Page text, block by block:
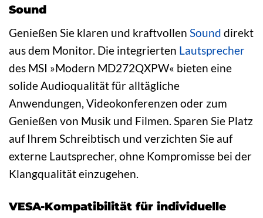
Sound
Genießen Sie klaren und kraftvollen Sound direkt
aus dem Monitor. Die integrierten Lautsprecher
des MSI »Modern MD272QXPW« bieten eine
solide Audioqualität für alltägliche
Anwendungen, Videokonferenzen oder zum
Genießen von Musik und Filmen. Sparen Sie Platz
auf Ihrem Schreibtisch und verzichten Sie auf
externe Lautsprecher, ohne Kompromisse bei der
Klangqualität einzugehen.
VESA-Kompatibilität für individuelle